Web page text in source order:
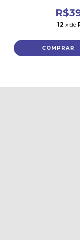
12 x de